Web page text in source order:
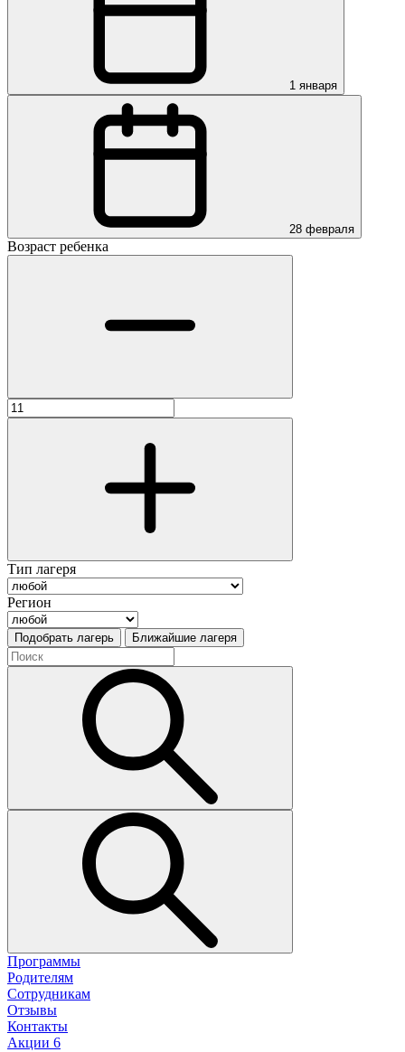
1 января
28 февраля
Возраст ребенка
Тип лагеря
Регион
Подобрать лагерь Ближайшие лагеря
Программы
Родителям
Сотрудникам
Отзывы
Контакты
Акции 6